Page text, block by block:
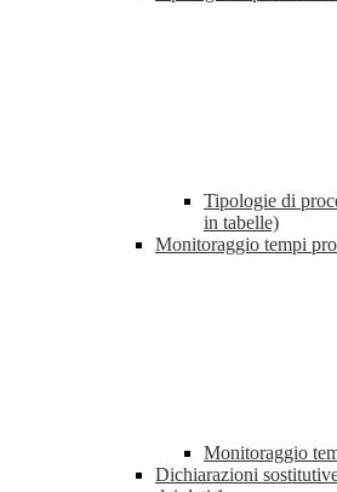
Tipologie di
in tabelle)
Monitoraggio tempi
Monitoraggio
Dichiarazioni